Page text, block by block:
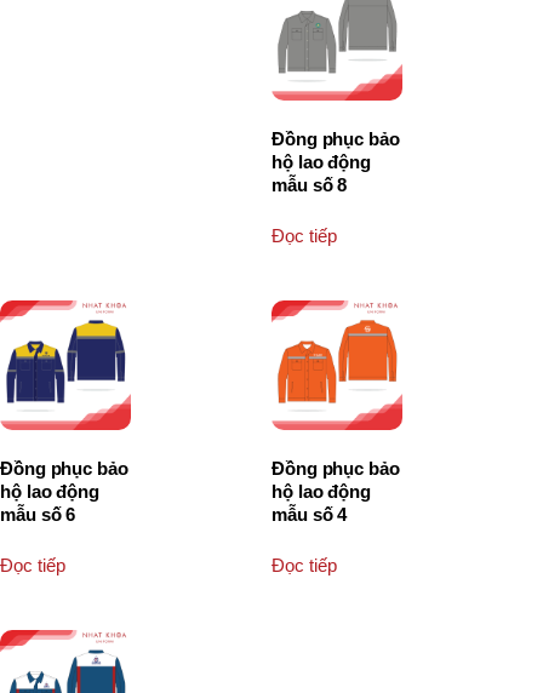
Đồng phục bảo
hộ lao động
mẫu số 8
Đọc tiếp
Đồng phục bảo
hộ lao động
mẫu số 6
Đọc tiếp
Đồng phục bảo
hộ lao động
mẫu số 4
Đọc tiếp